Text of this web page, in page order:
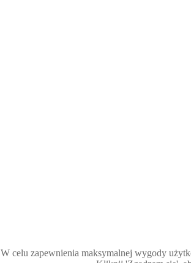
W celu zapewnienia maksymalnej wygody